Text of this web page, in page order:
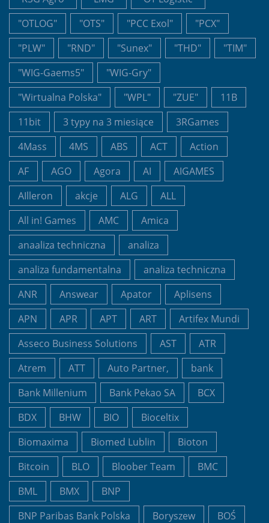
"OTLOG"
"OTS" "PCC Exol"
"PCX"
"PLW"
"RND" "Sunex" "THD"
"TIM"
"WIG-Gaems5"
"WIG-Gry"
"Wirtualna Polska"
"WPL" "ZUE"
11B
11bit
3 typy na 3 miesiące
3RGames
4Mass
4MS ABS ACT
Action
AF
AGO Agora AI
AIGAMES
AIlleron
akcje ALG
ALL
All in! Games
AMC
Amica
anaaliza techniczna
analiza
analiza fundamentalna
analiza techniczna
ANR
Answear Apator
Aplisens
APN
APR APT ART
Artifex Mundi
Asseco Business Solutions
AST
ATR
Atrem
ATT Auto Partner,
bank
Bank Millenium
Bank Pekao SA
BCX
BDX
BHW BIO
Bioceltix
Biomaxima
Biomed Lublin
Bioton
Bitcoin
BLO Bloober Team
BMC
BML
BMX
BNP
BNP Paribas Bank Polska
Boryszew
BOŚ